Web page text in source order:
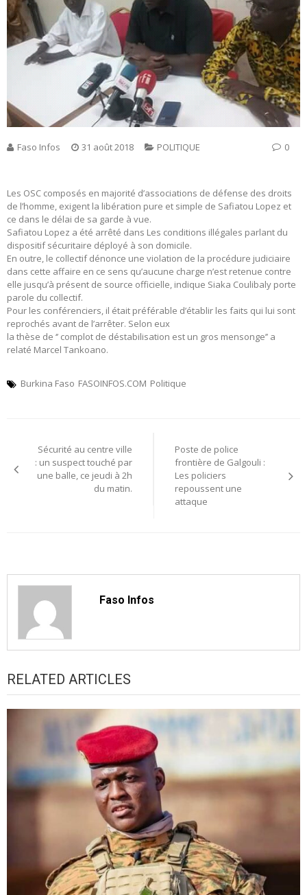
Faso Infos 31 août 2018 POLITIQUE 0
Les OSC composés en majorité d’associations de défense des droits
de l’homme, exigent la libération pure et simple de Safiatou Lopez et
ce dans le délai de sa garde à vue.
Safiatou Lopez a été arrêté dans Les conditions illégales parlant du
dispositif sécuritaire déployé à son domicile.
En outre, le collectif dénonce une violation de la procédure judiciaire
dans cette affaire en ce sens qu’aucune charge n’est retenue contre
elle jusqu’à présent de source officielle, indique Siaka Coulibaly porte
parole du collectif.
Pour les conférenciers, il était préférable d’établir les faits qui lui sont
reprochés avant de l’arrêter. Selon eux
la thèse de ‘’ complot de déstabilisation est un gros mensonge’’ a
relaté Marcel Tankoano.
Burkina Faso FASOINFOS.COM Politique
de
l’article
Sécurité au centre ville
: un suspect touché par
une balle, ce jeudi à 2h
du matin.
Poste de police
frontière de Galgouli :
Les policiers
repoussent une
attaque
Faso Infos
RELATED ARTICLES